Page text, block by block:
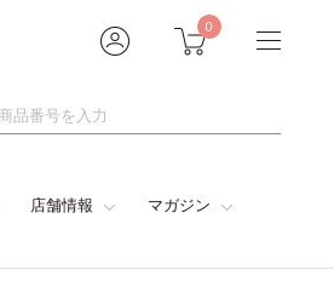
0
店舗情報 マガジン